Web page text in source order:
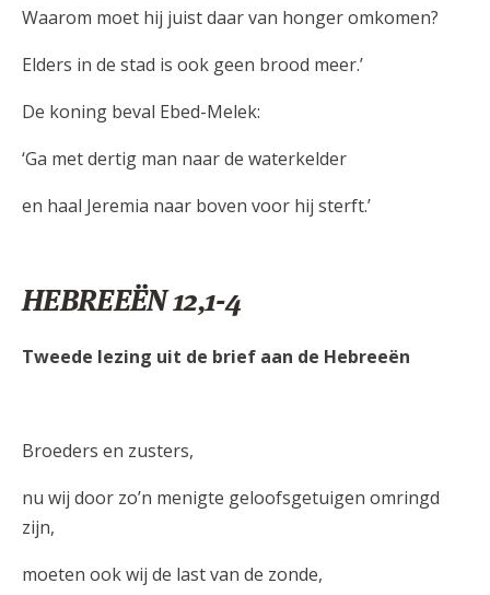
Waarom moet hij juist daar van honger omkomen?
Elders in de stad is ook geen brood meer.’
De koning beval Ebed-Melek:
‘Ga met dertig man naar de waterkelder
en haal Jeremia naar boven voor hij sterft.’
HEBREEËN 12,1-4
Tweede lezing uit de brief aan de Hebreeën
Broeders en zusters,
nu wij door zo’n menigte geloofsgetuigen omringd
zijn,
moeten ook wij de last van de zonde,